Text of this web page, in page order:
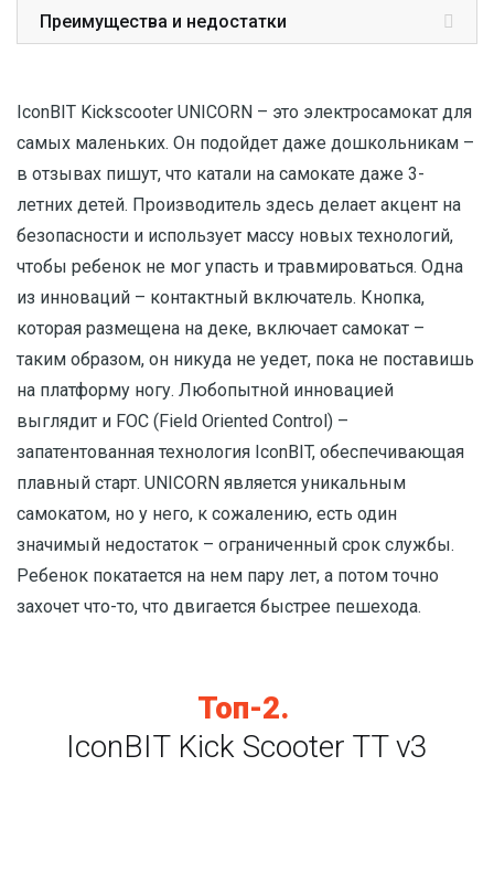
Преимущества и недостатки
IconBIT Kickscooter UNICORN – это электросамокат для
самых маленьких. Он подойдет даже дошкольникам –
в отзывах пишут, что катали на самокате даже 3-
летних детей. Производитель здесь делает акцент на
безопасности и использует массу новых технологий,
чтобы ребенок не мог упасть и травмироваться. Одна
из инноваций – контактный включатель. Кнопка,
которая размещена на деке, включает самокат –
таким образом, он никуда не уедет, пока не поставишь
на платформу ногу. Любопытной инновацией
выглядит и FOC (Field Oriented Control) –
запатентованная технология IconBIT, обеспечивающая
плавный старт. UNICORN является уникальным
самокатом, но у него, к сожалению, есть один
значимый недостаток – ограниченный срок службы.
Ребенок покатается на нем пару лет, а потом точно
захочет что-то, что двигается быстрее пешехода.
Топ-2.
IconBIT Kick Scooter TT v3